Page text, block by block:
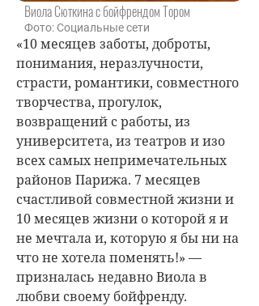
Виола Сюткина с бойфрендом Тором
Фото: Социальные сети
«10 месяцев заботы, доброты,
понимания, неразлучности,
страсти, романтики, совместного
творчества, прогулок,
возвращений с работы, из
университета, из театров и изо
всех самых непримечательных
районов Парижа. 7 месяцев
счастливой совместной жизни и
10 месяцев жизни о которой я и
не мечтала и, которую я бы ни на
что не хотела поменять!» —
призналась недавно Виола в
любви своему бойфренду.